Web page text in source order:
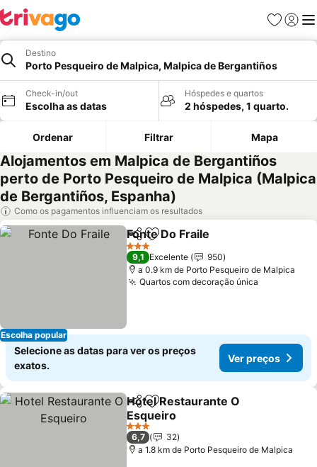
Favoritos
Iniciar
Destino
Porto Pesqueiro de Malpica, Malpica de Bergantiños
Check-in/out
Escolha as datas
Hóspedes e quartos
2 hóspedes, 1 quarto.
Ordenar Filtrar Mapa
Alojamentos em Malpica de Bergantiños
perto de Porto Pesqueiro de Malpica (Malpica
de Bergantiños, Espanha)
Como os pagamentos influenciam os resultados
Escolha popular
PartilharAdicionar aos favoritos
Fonte Do Fraile
3 Estrelas
9,1 Excelente
950
a 0.9 km de Porto Pesqueiro de Malpica
Quartos com decoração única
Selecione as datas para ver os preços
exatos.
Ver preços
PartilharAdicionar aos favoritos
Hotel Restaurante O
Esqueiro
Ver preços
3 Estrelas
6,7
32
a 1.8 km de Porto Pesqueiro de Malpica